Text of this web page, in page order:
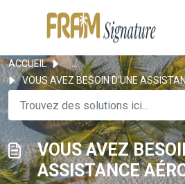
ACCUEIL
...
VOUS AVEZ BESOIN D'UNE
VOUS AVEZ
ASSISTANCE